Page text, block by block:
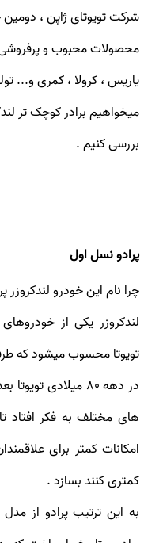
شرکت تویوتای ژاپن ،
محصولات محبوب و پرفروشی
یاریس ، کرولا ، کمری و...
میخواهیم برادر کوچک تر
بررسی کنیم .
پرادو نسل اول
چرا نام این خودرو لندکروزر
لندکروزر یکی از
تویوتا محسوب میشود که
های مختلف به فکر افتاد
امکانات کمتر برای
کمتری کنند بسازد .